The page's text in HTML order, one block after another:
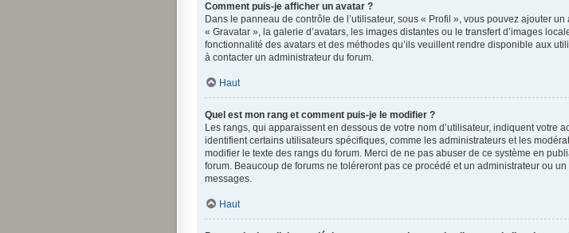
Comment puis-je afficher un avatar ?
Dans le panneau de contrôle de l’utilisateur, sous « Profil », vous pouvez ajouter
« Gravatar », la galerie d’avatars, les images distantes ou le transfert d’images
fonctionnalité des avatars et des méthodes qu’ils veuillent rendre disponible aux
à contacter un administrateur du forum.
Haut
Quel est mon rang et comment puis-je le modifier ?
Les rangs, qui apparaissent en dessous de votre nom d’utilisateur, indiquent votre
identifient certains utilisateurs spécifiques, comme les administrateurs et les
modifier le texte des rangs du forum. Merci de ne pas abuser de ce système en
forum. Beaucoup de forums ne toléreront pas ce procédé et un administrateur ou
messages.
Haut